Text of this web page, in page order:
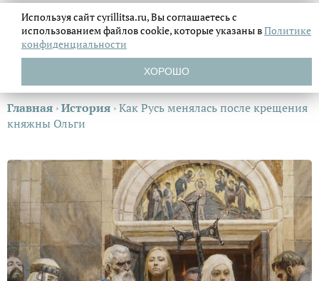
Главная ›История ›Как Русь менялась после крещения
княжны Ольги
Используя сайт cyrillitsa.ru, Вы соглашаетесь с
использованием файловcookie, которые указаны вПолитике
конфиденциальности
ХОРОШО